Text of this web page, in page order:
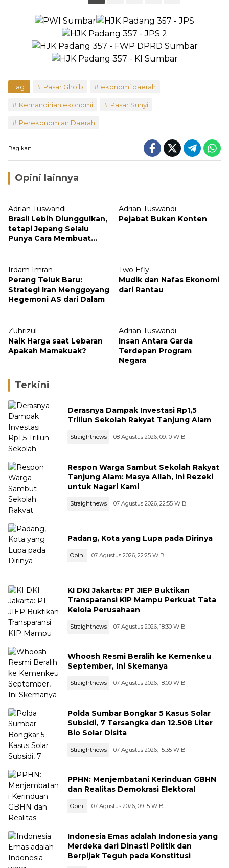
Tag: Pasar Ghoib ekonomi daerah
Kemandirian ekonomi Pasar Sunyi
Perekonomian Daerah
Bagikan
Opini lainnya
Adrian Tuswandi
Brasil Lebih Diunggulkan,
tetapi Jepang Selalu
Punya Cara Membuat
Adrian Tuswandi
Pejabat Bukan Konten
Irdam Imran
Perang Teluk Baru:
Strategi Iran Menggoyang
Hegemoni AS dari Dalam
Two Efly
Mudik dan Nafas Ekonomi
dari Rantau
Zuhrizul
Naik Harga saat Lebaran
Apakah Mamakuak?
Adrian Tuswandi
Insan Antara Garda
Terdepan Program
Negara
Terkini
Derasnya Dampak Investasi Rp1,5
Triliun Sekolah Rakyat Tanjung Alam
Straightnews 08 Agustus 2026, 09:10 WIB
Respon Warga Sambut Sekolah Rakyat
Tanjung Alam: Masya Allah, Ini Rezeki
untuk Nagari Kami
Straightnews 07 Agustus 2026, 22:55 WIB
Padang, Kota yang Lupa pada Dirinya
Opini 07 Agustus 2026, 22:25 WIB
KI DKI Jakarta: PT JIEP Buktikan
Transparansi KIP Mampu Perkuat Tata
Kelola Perusahaan
Straightnews 07 Agustus 2026, 18:30 WIB
Whoosh Resmi Beralih ke Kemenkeu
September, Ini Skemanya
Straightnews 07 Agustus 2026, 18:00 WIB
Polda Sumbar Bongkar 5 Kasus Solar
Subsidi, 7 Tersangka dan 12.508 Liter
Bio Solar Disita
Straightnews 07 Agustus 2026, 15:35 WIB
PPHN: Menjembatani Kerinduan GBHN
dan Realitas Demokrasi Elektoral
Opini 07 Agustus 2026, 09:15 WIB
Indonesia Emas adalah Indonesia yang
Merdeka dari Dinasti Politik dan
Berpijak Teguh pada Konstitusi